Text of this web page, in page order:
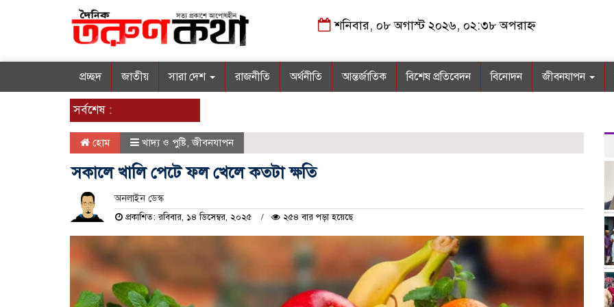
শনিবার, ০৮ অগাস্ট ২০২৬, ০২:৩৮ অপরাহ্ন
প্রচ্ছদ জাতীয় সারা দেশ রাজনীতি অর্থনীতি আন্তর্জাতিক বিশেষ প্রতিবেদন বিনোদন জীবনযাপন
সর্বশেষ :
হোম খাদ্য ও পুষ্টি,জীবনযাপন
সকালে খালি পেটে ফল খেলে কতটা ক্ষতি
অনলাইন ডেস্ক
প্রকাশিত: রবিবার, ১৪ ডিসেম্বর, ২০২৫ ২৫৪ বার পড়া হয়েছে